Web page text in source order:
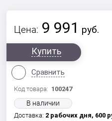
Цена: 9 991 руб.
Купить
Сравнить
Код товара: 100247
В наличии
Доставка: 2 рабочих дня, 600